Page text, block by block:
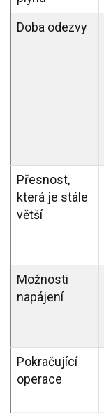
Doba odezvy
Přesnost,
která je stále
větší
Možnosti
napájení
Pokračující
operace